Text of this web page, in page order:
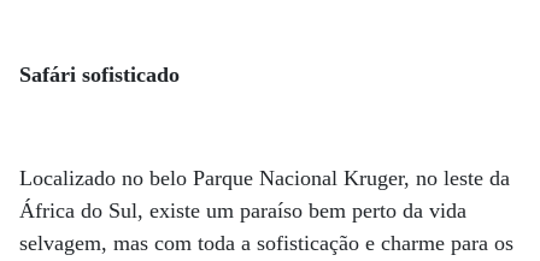
Safári sofisticado
Localizado no belo Parque Nacional Kruger, no leste da
África do Sul, existe um paraíso bem perto da vida
selvagem, mas com toda a sofisticação e charme para os